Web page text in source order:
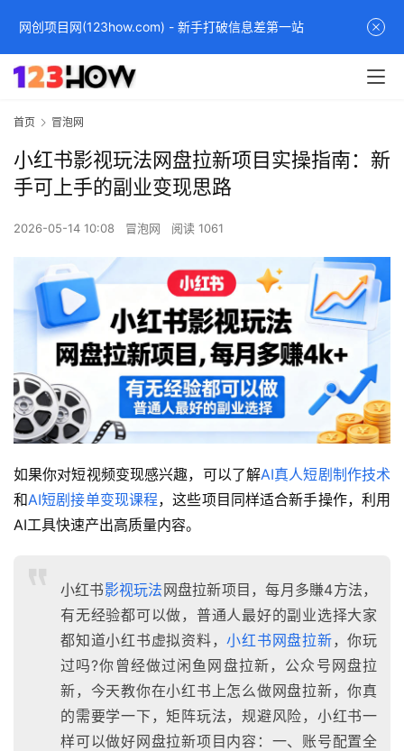
首页 冒泡网
小红书影视玩法网盘拉新项目实操指南：新
手可上手的副业变现思路
2026-05-14 10:08 冒泡网 阅读 1061
如果你对短视频变现感兴趣，可以了解AI真人短剧制作技术
和AI短剧接单变现课程，这些项目同样适合新手操作，利用
AI工具快速产出高质量内容。
小红书影视玩法网盘拉新项目，每月多賺4方法，
有无经验都可以做，普通人最好的副业选择大家
都知道小红书虚拟资料，小红书网盘拉新，你玩
过吗?你曾经做过闲鱼网盘拉新，公众号网盘拉
新，今天教你在小红书上怎么做网盘拉新，你真
的需要学一下，矩阵玩法，规避风险，小红书一
样可以做好网盘拉新项目内容：一、账号配置全
网创项目网(123how.com) - 新手打破信息差第一站